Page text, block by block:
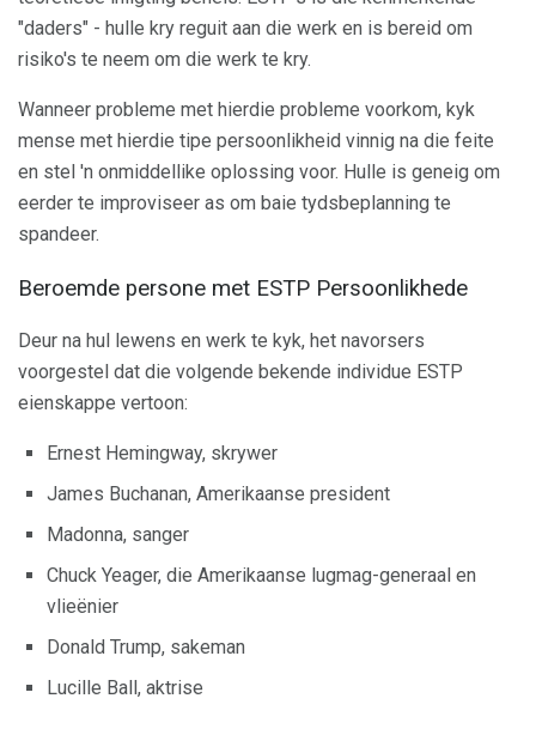
"daders" - hulle kry reguit aan die werk en is bereid om
risiko's te neem om die werk te kry.
Wanneer probleme met hierdie probleme voorkom, kyk
mense met hierdie tipe persoonlikheid vinnig na die feite
en stel 'n onmiddellike oplossing voor. Hulle is geneig om
eerder te improviseer as om baie tydsbeplanning te
spandeer.
Beroemde persone met ESTP Persoonlikhede
Deur na hul lewens en werk te kyk, het navorsers
voorgestel dat die volgende bekende individue ESTP
eienskappe vertoon:
Ernest Hemingway, skrywer
James Buchanan, Amerikaanse president
Madonna, sanger
Chuck Yeager, die Amerikaanse lugmag-generaal en
vlieënier
Donald Trump, sakeman
Lucille Ball, aktrise